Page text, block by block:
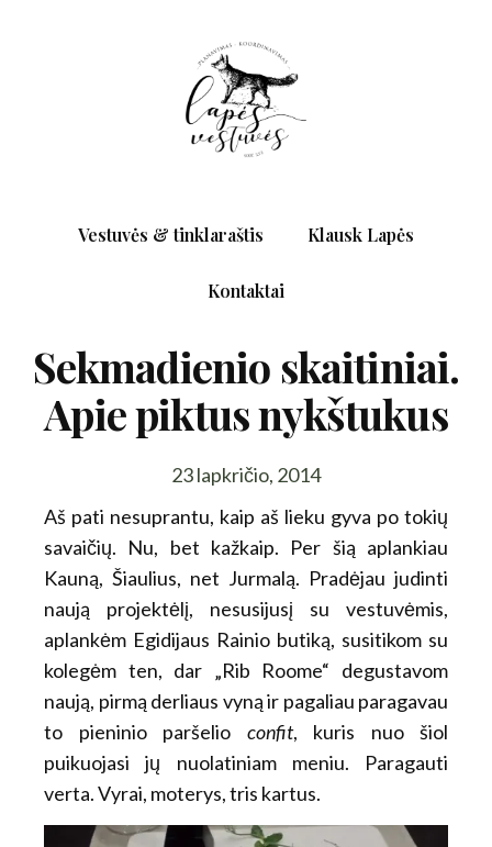
Vestuvės & tinklaraštis Klausk Lapės
Kontaktai
Sekmadienio skaitiniai.
Apie piktus nykštukus
23 lapkričio, 2014
Aš pati nesuprantu, kaip aš lieku gyva po tokių
savaičių. Nu, bet kažkaip. Per šią aplankiau
Kauną, Šiaulius, net Jurmalą. Pradėjau judinti
naują projektėlį, nesusijusį su vestuvėmis,
aplankėm Egidijaus Rainio butiką, susitikom su
kolegėm ten, dar „Rib Roome“ degustavom
naują, pirmą derliaus vyną ir pagaliau paragavau
to pieninio paršelio confit, kuris nuo šiol
puikuojasi jų nuolatiniam meniu. Paragauti
verta. Vyrai, moterys, tris kartus.